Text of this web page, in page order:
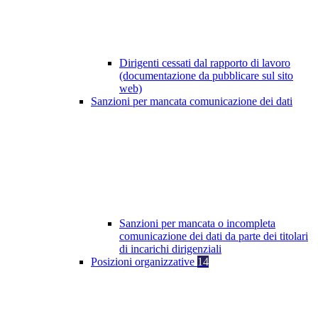
Dirigenti cessati dal rapporto di lavoro
(documentazione da pubblicare sul sito
web)
Sanzioni per mancata comunicazione dei dati
Sanzioni per mancata o incompleta
comunicazione dei dati da parte dei titolari
di incarichi dirigenziali
Posizioni organizzative 14